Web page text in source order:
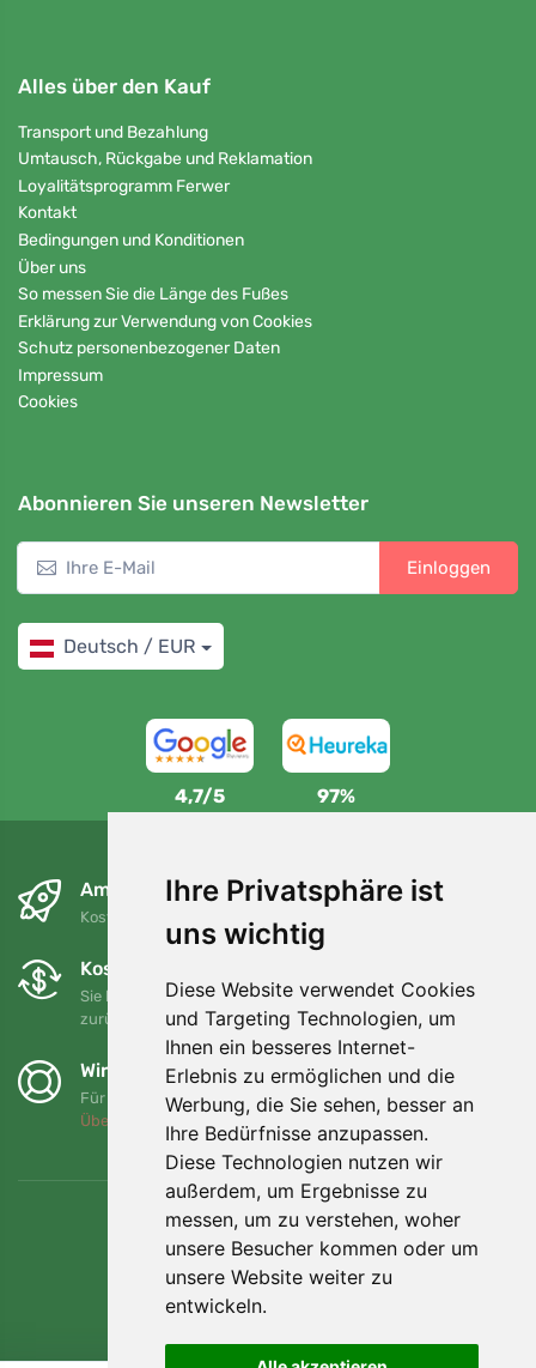
Ihre Privatsphäre ist
uns wichtig
Diese Website verwendet Cookies
und Targeting Technologien, um
Ihnen ein besseres Internet-
Erlebnis zu ermöglichen und die
Werbung, die Sie sehen, besser an
Ihre Bedürfnisse anzupassen.
Diese Technologien nutzen wir
außerdem, um Ergebnisse zu
messen, um zu verstehen, woher
unsere Besucher kommen oder um
unsere Website weiter zu
entwickeln.
Alles über den Kauf
Transport und Bezahlung
Umtausch, Rückgabe und Reklamation
Loyalitätsprogramm Ferwer
Kontakt
Bedingungen und Konditionen
Über uns
So messen Sie die Länge des Fußes
Erklärung zur Verwendung von Cookies
Schutz personenbezogener Daten
Impressum
Cookies
Abonnieren Sie unseren Newsletter
Einloggen
Deutsch / EUR
4,7/5 97%
Am nächsten Tag und kostenlos
Kostenloser Versand für Bestellungen über 80 EUR
Kostenloser Umtausch und Rückgabe
Sie können Ihre Bestellung jederzeit innerhalb von 90 Tagen
zurückgeben oder umtauschen.
Wir unterstützen Trees.org
Für jede Bestellung pflanzen wir einen Baum! Mehr lesen
Über uns